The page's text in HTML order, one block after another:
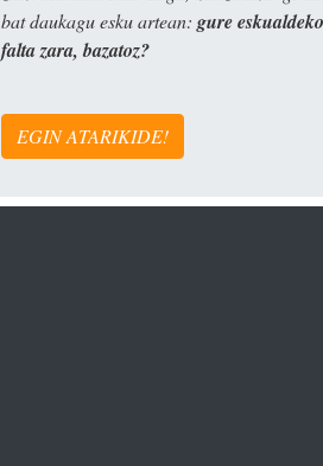
bat daukagu esku artean: gure
falta zara, bazatoz?
EGIN ATARIKIDE!